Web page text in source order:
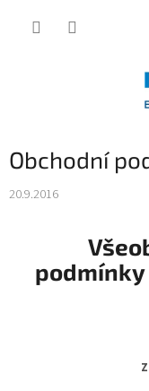
Obchodní
20.9.2016